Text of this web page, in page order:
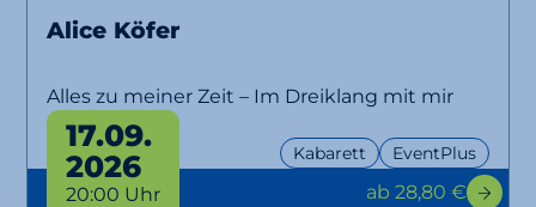
Alice Köfer
Alles zu meiner Zeit – Im Dreiklang mit mir
selbst
Kabarett EventPlus
17.09.
2026
20:00 Uhr ab 28,80 €